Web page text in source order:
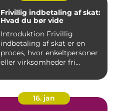
Frivillig indbetaling af skat:
Hvad du bør vide
Introduktion Frivillig
indbetaling af skat er en
proces, hvor enkeltpersoner
eller virksomheder fri...
16. jan